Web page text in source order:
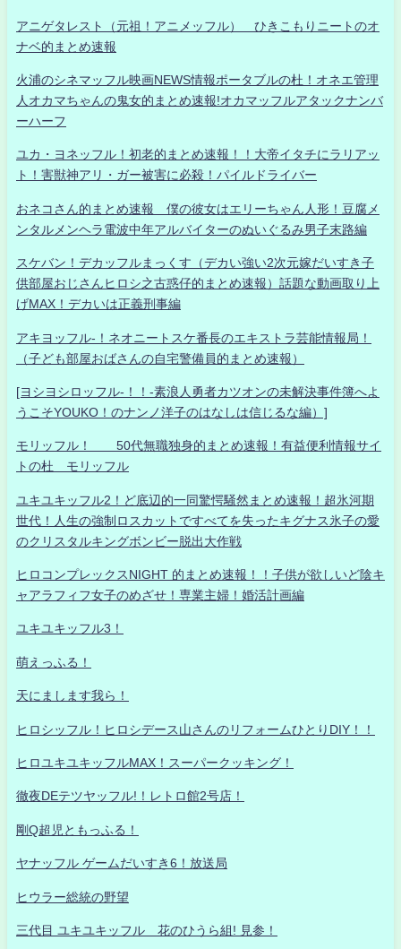
アニゲタレスト（元祖！アニメッフル） ひきこもりニートのオ
ナベ的まとめ速報
火浦のシネマッフル映画NEWS情報ポータブルの杜！オネエ管理
人オカマちゃんの鬼女的まとめ速報!オカマッフルアタックナンバ
ーハーフ
ユカ・ヨネッフル！初老的まとめ速報！！大帝イタチにラリアッ
ト！害獣神アリ・ガー被害に必殺！パイルドライバー
おネコさん的まとめ速報 僕の彼女はエリーちゃん人形！豆腐メ
ンタルメンヘラ電波中年アルバイターのぬいぐるみ男子末路編
スケバン！デカッフルまっくす（デカい強い2次元嫁だいすき子
供部屋おじさんヒロシ之古惑仔的まとめ速報）話題な動画取り上
げMAX！デカいは正義刑事編
アキヨッフル-！ネオニートスケ番長のエキストラ芸能情報局！
（子ども部屋おばさんの自宅警備員的まとめ速報）
[ヨシヨシロッフル-！！-素浪人勇者カツオンの未解決事件簿へよ
うこそYOUKO！のナンノ洋子のはなしは信じるな編）]
モリッフル！ 50代無職独身的まとめ速報！有益便利情報サイ
トの杜 モリッフル
ユキユキッフル2！ど底辺的一同驚愕騒然まとめ速報！超氷河期
世代！人生の強制ロスカットですべてを失ったキグナス氷子の愛
のクリスタルキングボンビー脱出大作戦
ヒロコンプレックスNIGHT 的まとめ速報！！子供が欲しいど陰キ
ャアラフィフ女子のめざせ！専業主婦！婚活計画編
ユキユキッフル3！
萌えっふる！
天にまします我ら！
ヒロシッフル！ヒロシデース山さんのリフォームひとりDIY！！
ヒロユキユキッフルMAX！スーパークッキング！
徹夜DEテツヤッフル!！レトロ館2号店！
剛Q超児ともっふる！
ヤナッフル ゲームだいすき6！放送局
ヒウラー総統の野望
三代目 ユキユキッフル 花のひうら組! 見参！